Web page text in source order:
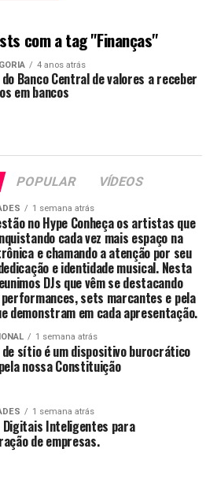
com a tag "Finanças"
4 anos atrás
Banco Central de valores a receber
em bancos
POPULAR VÍDEOS
1 semana atrás
no Hype Conheça os artistas que
cada vez mais espaço na
e chamando a atenção por seu
e identidade musical. Nesta
DJs que vêm se destacando
sets marcantes e pela
demonstram em cada apresentação.
1 semana atrás
de sítio é um dispositivo burocrático
nossa Constituição
1 semana atrás
Digitais Inteligentes para
de empresas.